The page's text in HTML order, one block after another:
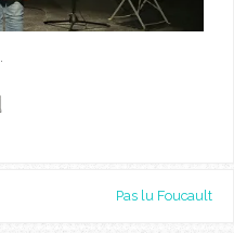
.
Pas lu Foucault